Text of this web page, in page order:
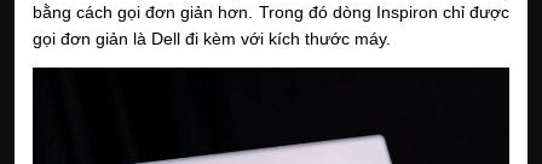
bằng cách gọi đơn giản hơn. Trong đó dòng Inspiron chỉ được
gọi đơn giản là Dell đi kèm với kích thước máy.